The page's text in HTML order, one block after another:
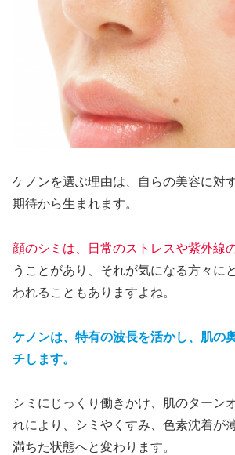
ケノンを選ぶ理由は、自らの美容に対
期待から生まれます。
顔のシミは、日常のストレスや紫外線
うことがあり、それが気になる方々に
われることもありますよね。
ケノンは、特有の波長を活かし、肌の
チします。
シミにじっくり働きかけ、肌のターン
れにより、シミやくすみ、色素沈着が
満ちた状態へと変わります。